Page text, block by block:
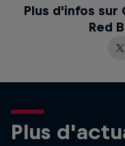
Plus d'infos sur
Red
Plus